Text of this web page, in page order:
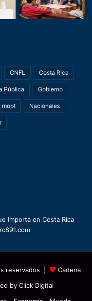
CNFL Costa Rica
Pública Gobierno
mopt Nacionales
Importa en Costa Rica
reservados |
Cadena
by Click Digital